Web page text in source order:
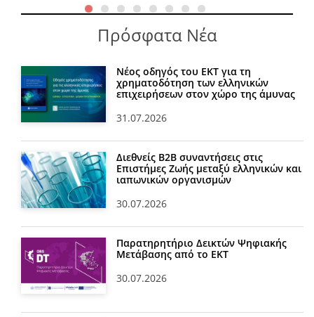
Πρόσφατα Νέα
Νέος οδηγός του ΕΚΤ για τη
χρηματοδότηση των ελληνικών
επιχειρήσεων στον χώρο της άμυνας
31.07.2026
Διεθνείς Β2Β συναντήσεις στις
Επιστήμες Ζωής μεταξύ ελληνικών και
ιαπωνικών οργανισμών
30.07.2026
Παρατηρητήριο Δεικτών Ψηφιακής
Μετάβασης από το ΕΚΤ
30.07.2026